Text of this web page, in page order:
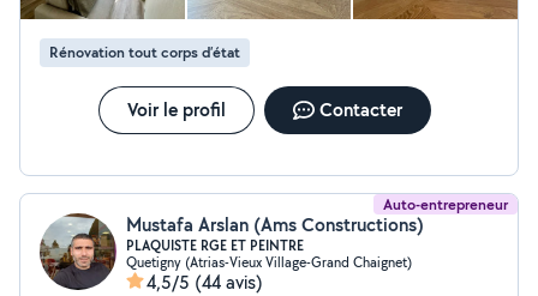
Rénovation tout corps d’état
Voir le profil Contacter
Auto-entrepreneur
Mustafa Arslan (Ams Constructions)
PLAQUISTE RGE ET PEINTRE
Quetigny (Atrias-Vieux Village-Grand Chaignet)
4,5/5 (44 avis)